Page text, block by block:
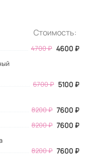
Стоимость:
4700₽ 4600 ₽
6700 ₽ 5100 ₽
8200 ₽ 7600 ₽
8200 ₽ 7600 ₽
8200 ₽ 7600 ₽